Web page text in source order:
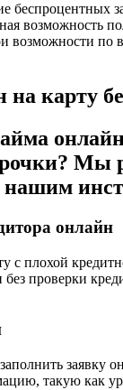
возможность
возможности по
карту
Мы
онлайн
плохой
проверки
такую как